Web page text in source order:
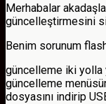
Merhabalar
güncelleştirmesini
Benim sorunum
güncelleme iki yolla
güncelleme
dosyasını indirip